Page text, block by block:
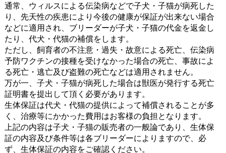
通常、ウィルスによる伝染病などで子犬・子猫が病死した
り、先天性の疾患により今後の健康が保証が出来ない場合
などに適用され、ブリーダーが子犬・子猫の代金を返金し
たり、代犬・代猫の補償をします。
ただし、飼育者の不注意・過失・故意による死亡、伝染病
予防ワクチンの接種を受けなかった場合の死亡、事故によ
る死亡・逃亡及び盗難の死亡などは適用されません。
万が一、子犬・子猫が病死した場合は獣医が発行する死亡
証明書を提出して頂く必要があります。
生体保証は代犬・代猫の提供によって補償されることが多
く、治療等にかかった費用はお客様の負担となります。
上記の内容は子犬・子猫の販売者の一般論であり、生体保
証の内容及び条件等は各ブリーダーによりますので、必
ず、生体保証の内容をご確認ください。